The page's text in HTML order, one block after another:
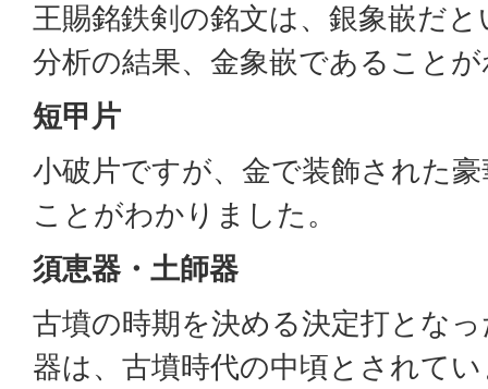
王賜銘鉄剣の銘文は、銀象嵌だ
分析の結果、金象嵌であること
短甲片
小破片ですが、金で装飾された
ことがわかりました。
須恵器・土師器
古墳の時期を決める決定打とな
器は、古墳時代の中頃とされて